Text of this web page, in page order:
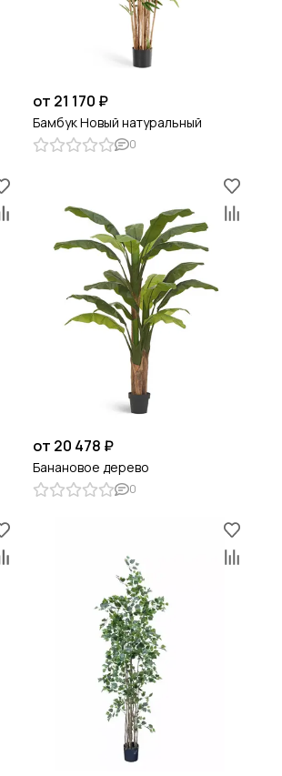
от 21 170 ₽
Бамбук Новый натуральный
0
от 20 478 ₽
Банановое дерево
0